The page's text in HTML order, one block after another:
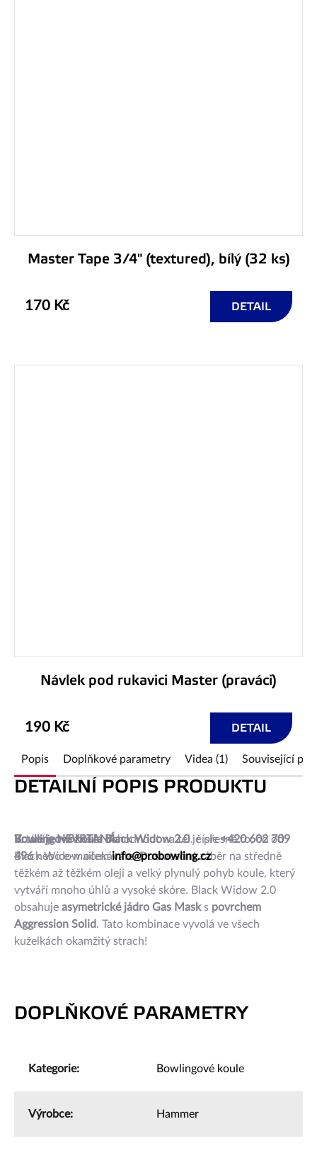
Master Tape 3/4" (textured), bílý (32 ks)
170 Kč DETAIL
Návlek pod rukavici Master (praváci)
190 Kč DETAIL
Popis Doplňkové parametry Videa (1) Související
DETAILNÍ POPIS PRODUKTU
Bowlingová kouleBlack Widow 2.0je přesně to, co od
Black Widow očekáváte. Dostatečný záběr na středně
těžkém až těžkém oleji a velký plynulý pohyb koule, který
vytváří mnoho úhlů a vysoké skóre. Black Widow 2.0
obsahuje asymetrické jádro Gas Masks povrchem
Aggression Solid. Tato kombinace vyvolá ve všech
kuželkách okamžitý strach!
Koule je NEVRTANÁ.
Vrtání je možné si dohodnout na tel. čísle+420 602 709
496nebo e-mailem info@probowling.cz
DOPLŇKOVÉ PARAMETRY
Kategorie: Bowlingové koule
Výrobce: Hammer